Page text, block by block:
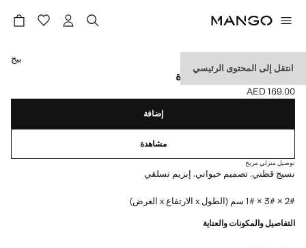
انتقل إلى المحتوى الرئيسي
سلسلة مفاتيح دمية محشوة
السعر الحالي [AED 169.00 ]
AED 169.00
حدد اللون
بيج
إضافة
مشاهدة
توصيل منزلي مريح
نسيج قطني. تصميم حيواني. إبزيم تسلقي
2# × 3# × 1# سم (الطول x الارتفاع x العرض)
التفاصيل والمكونات والعناية